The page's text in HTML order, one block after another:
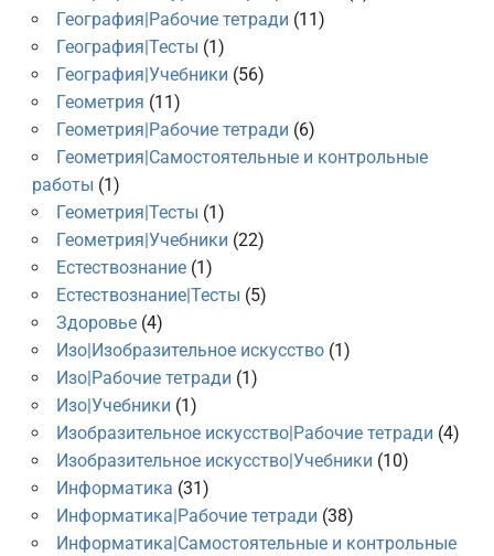
География|Рабочие тетради (11)
География|Тесты (1)
География|Учебники (56)
Геометрия (11)
Геометрия|Рабочие тетради (6)
Геометрия|Самостоятельные и контрольные
работы (1)
Геометрия|Тесты (1)
Геометрия|Учебники (22)
Естествознание(1)
Естествознание|Тесты (5)
Здоровье(4)
Изо|Изобразительное искусство(1)
Изо|Рабочие тетради (1)
Изо|Учебники (1)
Изобразительное искусство|Рабочие тетради (4)
Изобразительное искусство|Учебники (10)
Информатика (31)
Информатика|Рабочие тетради (38)
Информатика|Самостоятельные и контрольные